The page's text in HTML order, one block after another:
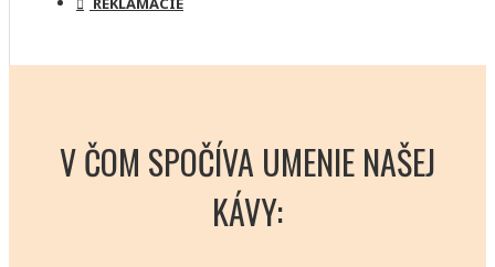
V ČOM SPOČÍVA UMENIE NAŠEJ
KÁVY: